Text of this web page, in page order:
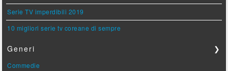
Serie TV imperdibili 2019
10 migliori serie tv coreane di sempre
Generi ❯
Commedie